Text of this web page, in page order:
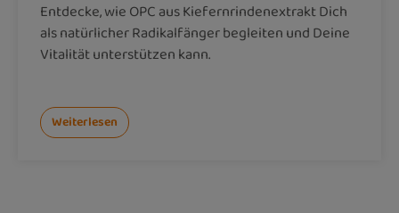
Entdecke, wie OPC aus Kiefernrindenextrakt Dich
als natürlicher Radikalfänger begleiten und Deine
Vitalität unterstützen kann.
Weiterlesen